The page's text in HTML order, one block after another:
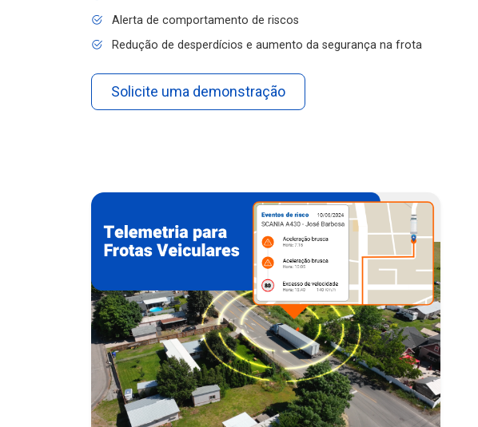
Alerta de comportamento de riscos
Redução de desperdícios e aumento da segurança na frota
Solicite uma demonstração